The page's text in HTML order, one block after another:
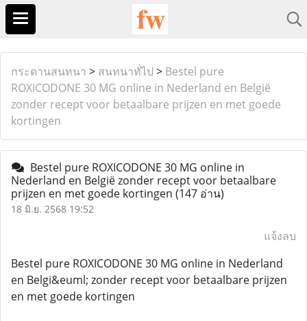
กระดานสนทนา > สนทนาทั่ไป > Bestel pure
ROXICODONE 30 MG online in Nederland en België
zonder recept voor betaalbare prijzen en met goede
kortingen
Bestel pure ROXICODONE 30 MG online in
Nederland en België zonder recept voor betaalbare
prijzen en met goede kortingen (147 อ่าน)
18 มิ.ย. 2568 19:52
แจ้งลบ
Bestel pure ROXICODONE 30 MG online in Nederland
en Belgi&euml; zonder recept voor betaalbare prijzen
en met goede kortingen